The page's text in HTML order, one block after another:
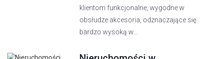
klientom funkcjonalne, wygodne w
obsłudze akcesoria, odznaczające się
bardzo wysoką w...